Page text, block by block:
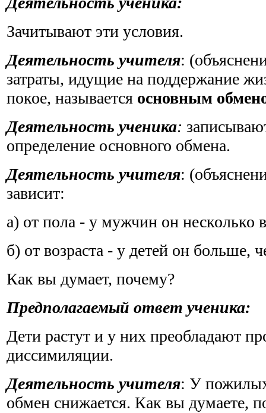
Зачитывают эти условия.
Деятельность учителя:
затраты, идущие на поддержание
покое, называется основным
Деятельность ученика:
определение основного обмена.
Деятельность учителя:
зависит:
а) от пола - у мужчин он
б) от возраста - у детей он больше,
Как вы думает, почему?
Предполагаемый ответ ученика:
Дети растут и у них преобладают
диссимиляции.
Деятельность учителя: У
обмен снижается. Как вы думаете,